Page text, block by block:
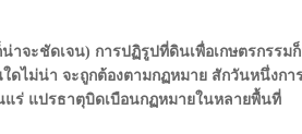
จะชัดเจน) การปฏิรูปที่ดินเพื่อเกษตรกรรมก็
ไม่น่า จะถูกต้องตามกฏหมาย สักวันหนึ่งการ
ร่ แปรธาตุบิดเบือนกฏหมายในหลายพื้นที่